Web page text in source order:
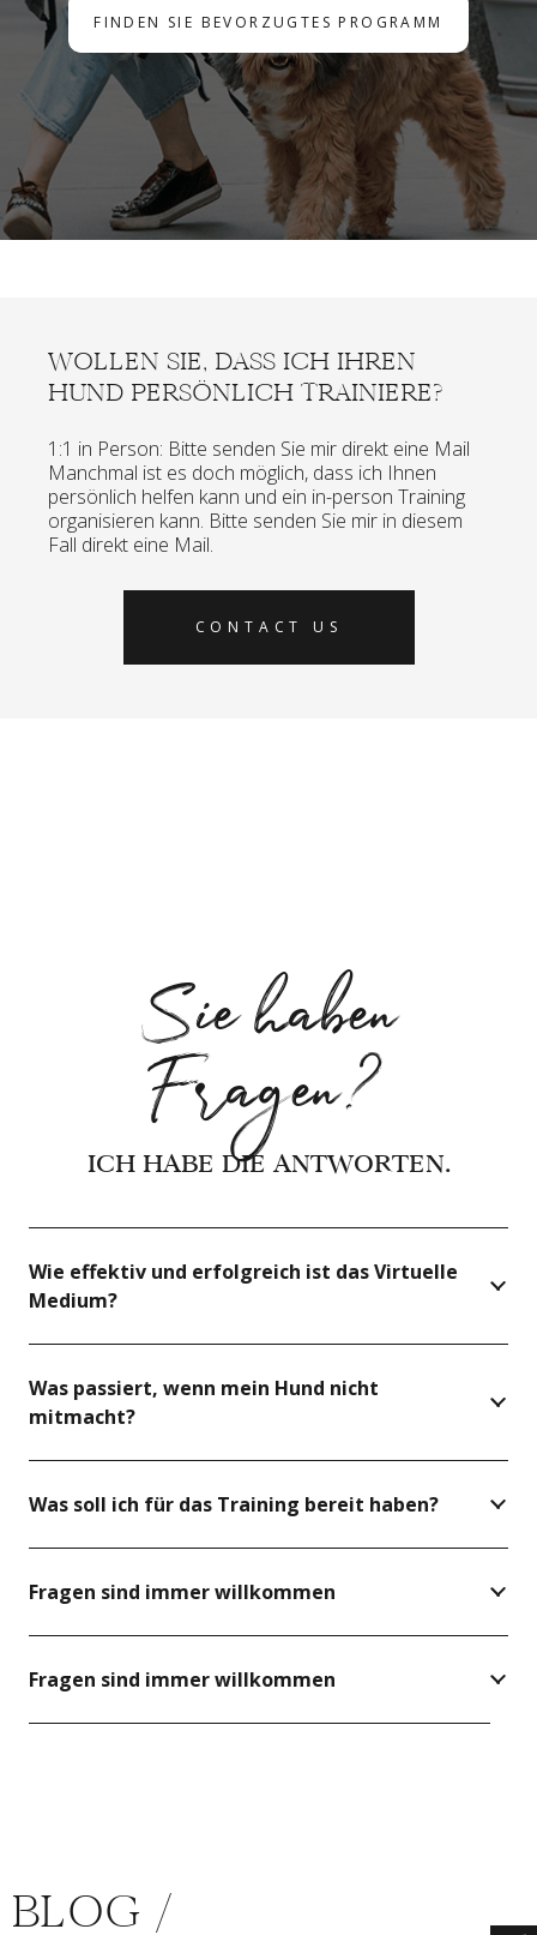
FINDEN SIE BEVORZUGTES PROGRAMM
WOLLEN SIE, DASS ICH IHREN
HUND PERSÖNLICH TRAINIERE?
1:1 in Person: Bitte senden Sie mir direkt eine Mail
Manchmal ist es doch möglich, dass ich Ihnen
persönlich helfen kann und ein in-person Training
organisieren kann. Bitte senden Sie mir in diesem
Fall direkt eine Mail.
CONTACT US
Sie haben
Fragen?
ICH HABE DIE ANTWORTEN.
Wie effektiv und erfolgreich ist das Virtuelle
Medium?
Was passiert, wenn mein Hund nicht
mitmacht?
Was soll ich für das Training bereit haben?
Fragen sind immer willkommen
Fragen sind immer willkommen
BLOG /